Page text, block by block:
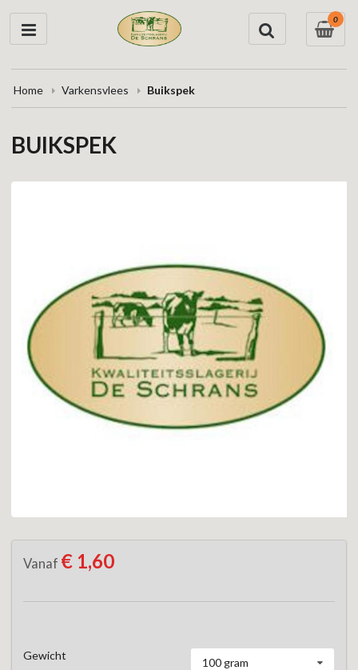
0
Home Varkensvlees Buikspek
BUIKSPEK
Vanaf € 1,60
Gewicht
100 gram